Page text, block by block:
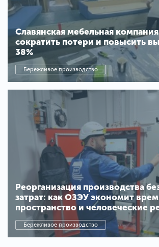
Славянская мебельная
сократить потери и повысить
38%
Бережливое производство
Реорганизация производства
затрат: как ОЗЭУ экономит
пространство и человеческие
Бережливое производство